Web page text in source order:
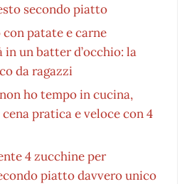
secondo piatto
patate e carne
in un batter d’occhio: la
da ragazzi
ho tempo in cucina,
pratica e veloce con 4
4 zucchine per
piatto davvero unico